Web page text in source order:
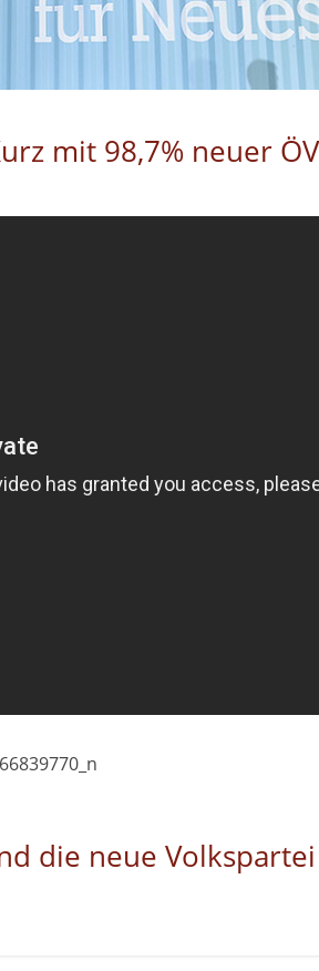
mit 98,7% neuer
die neue Volkspartei